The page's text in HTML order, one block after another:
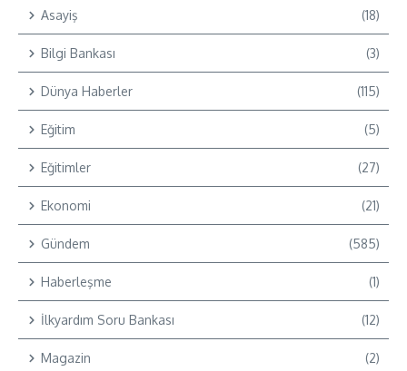
Asayiş (18)
Bilgi Bankası (3)
Dünya Haberler (115)
Eğitim (5)
Eğitimler (27)
Ekonomi (21)
Gündem (585)
Haberleşme (1)
İlkyardım Soru Bankası (12)
Magazin (2)